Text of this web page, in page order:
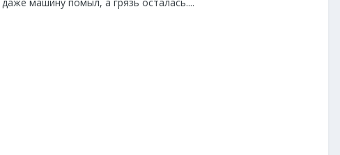
машину помыл, а грязь осталась....